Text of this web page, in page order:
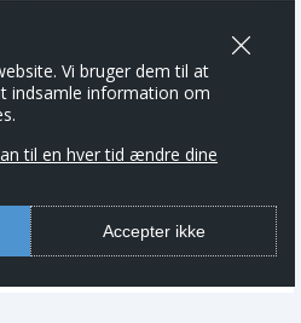
Vi bruger dem til at
indsamle information om
til en hver tid ændre dine
Accepter ikke